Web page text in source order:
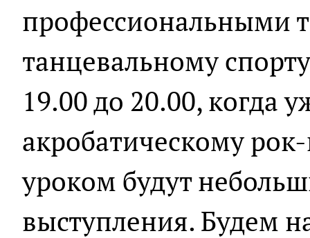
профессиональными
танцевальному
19.00 до 20.00, когда
акробатическому
уроком будут
выступления. Будем